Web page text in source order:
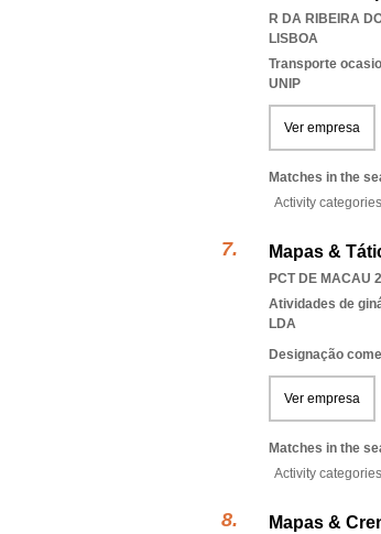
R DA RIBEIRA
LISBOA
Transporte
UNIP
Ver empresa
Matches in the
Activity
Mapas &
PCT DE MACAU
Atividades de
LDA
Designação
Ver empresa
Matches in the
Activity
Mapas &